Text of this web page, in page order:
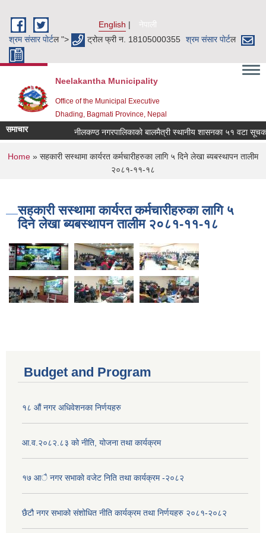
English
नेपाली
श्रम संसार पाेर्टल "> ट्रोल फ्री न. 18105000355 श्रम संसार पाेर्टल
Neelakantha Municipality
Office of the Municipal Executive
Dhading, Bagmati Province, Nepal
समाचार नीलकण्ठ नगरपालिकाको बालमैत्री स्थानीय शासनका ५१ वटा
You are here
Home » सहकारी सस्थामा कार्यरत कर्मचारीहरुका लागि ५ दिने लेखा ब्यबस्थापन तालीम
२०८१-११-१८
सहकारी सस्थामा कार्यरत कर्मचारीहरुका लागि ५
दिने लेखा ब्यबस्थापन तालीम २०८१-११-१८
Budget and Program
१८ औं नगर अधिवेशनका निर्णयहरु
आ.व.२०८२.८३ को नीति, योजना तथा कार्यक्रम
१७ आै नगर सभाकाे वजेट निति तथा कार्यक्रम -२०८२
छैटौ नगर सभाको संशोधित नीति कार्यक्रम तथा निर्णयहरु २०८१-२०८२